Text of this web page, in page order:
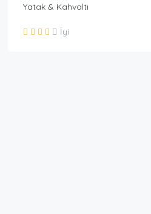
Yatak & Kahvaltı
İyi